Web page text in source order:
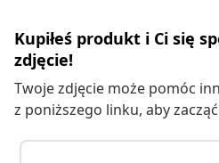
Kupiłeś produkt i Ci się
zdjęcie!
Twoje zdjęcie może pomóc
z poniższego linku, aby